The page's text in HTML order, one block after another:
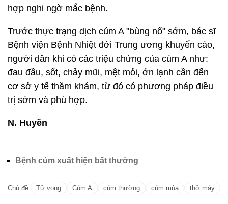
hợp nghi ngờ mắc bệnh.
Trước thực trạng dịch cúm A "bùng nổ" sớm, bác sĩ
Bệnh viện Bệnh Nhiệt đới Trung ương khuyến cáo,
người dân khi có các triệu chứng của cúm A như:
đau đầu, sốt, chảy mũi, mệt mỏi, ớn lạnh cần đến
cơ sở y tế thăm khám, từ đó có phương pháp điều
trị sớm và phù hợp.
N. Huyền
Bệnh cúm xuất hiện bất thường
Chủ đề: Tử vong Cúm A cúm thường cúm mùa thở máy